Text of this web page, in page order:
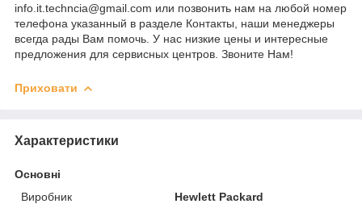
info.it.techncia@gmail.com или позвонить нам на любой номер
телефона указанный в разделе Контакты, наши менеджеры
всегда рады Вам помочь. У нас низкие цены и интересные
предложения для сервисных центров. Звоните Нам!
Приховати
Характеристики
Основні
Виробник
Hewlett Packard